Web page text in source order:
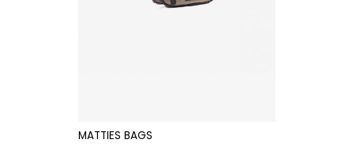
MATTIES BAGS